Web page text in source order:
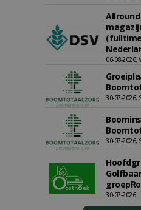
Allround
06-08-2026,
30-07-2026,
30-07-2026,
30-07-2026